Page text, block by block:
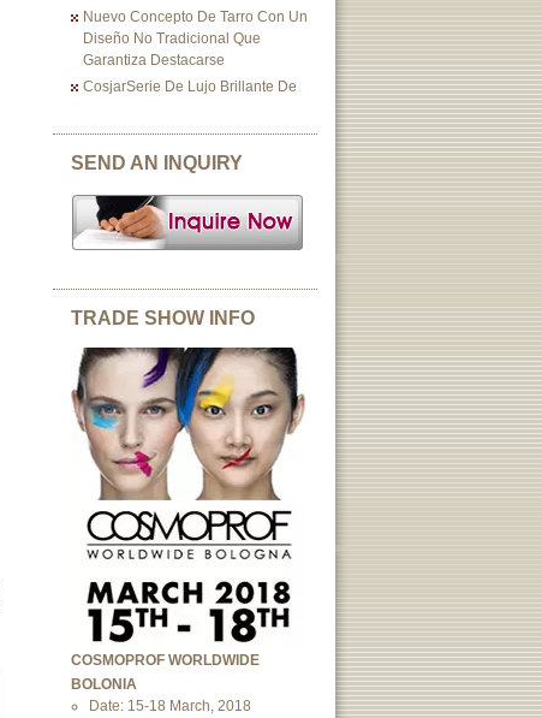
Nuevo Concepto De Tarro Con Un
Diseño No Tradicional Que
Garantiza Destacarse
CosjarSerie De Lujo Brillante De
SEND AN INQUIRY
TRADE SHOW INFO
COSMOPROF WORLDWIDE
BOLONIA
Date: 15-18 March, 2018